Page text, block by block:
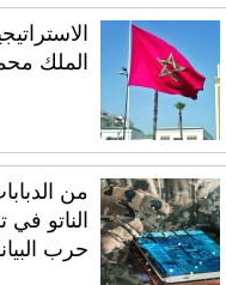
الملك
من
الناتو في
حرب